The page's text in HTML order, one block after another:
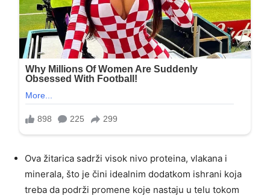
Ova žitarica sadrži visok nivo proteina, vlakana i
minerala, što je čini idealnim dodatkom ishrani koja
treba da podrži promene koje nastaju u telu tokom